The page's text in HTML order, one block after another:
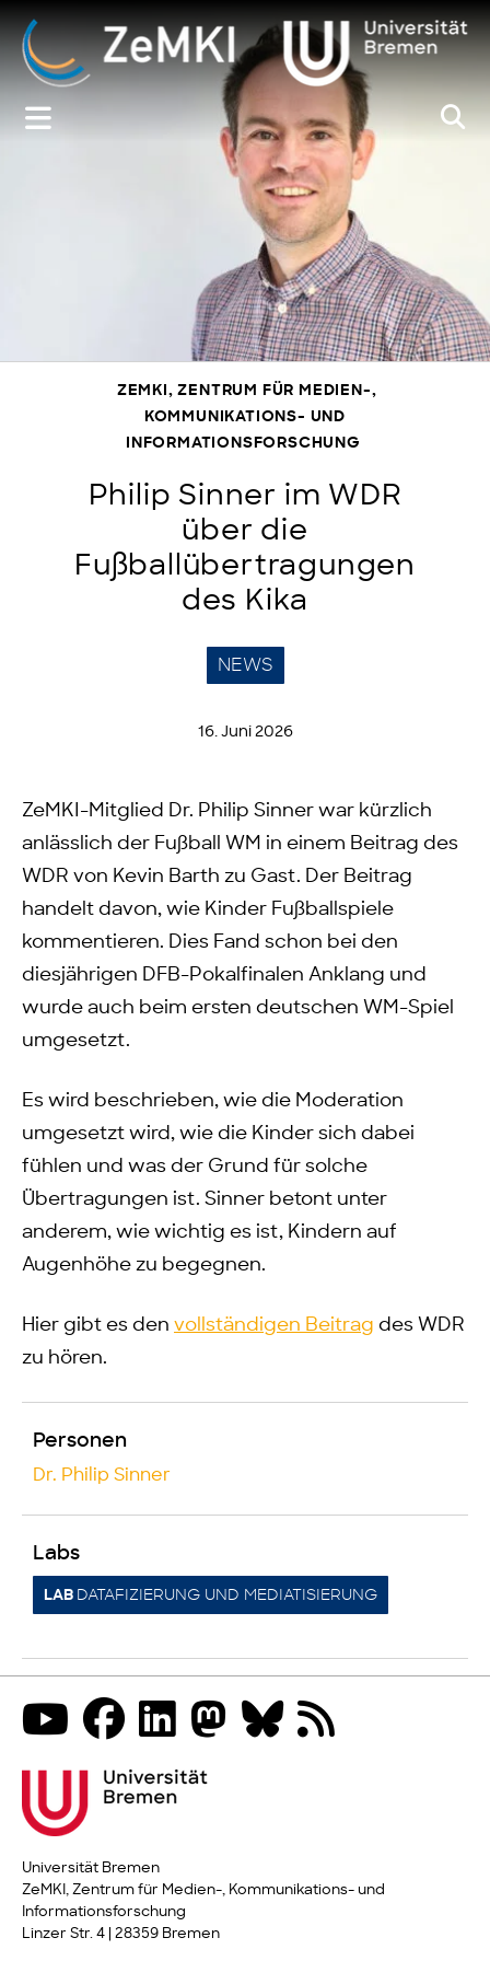
Zum
Inhalt
springen
ZEMKI, ZENTRUM FÜR MEDIEN-,
KOMMUNIKATIONS- UND
INFORMATIONSFORSCHUNG
Philip Sinner im WDR
über die
Fußballübertragungen
des Kika
NEWS
16. Juni 2026
ZeMKI-Mitglied Dr. Philip Sinner war kürzlich
anlässlich der Fußball WM in einem Beitrag des
WDR von Kevin Barth zu Gast. Der Beitrag
handelt davon, wie Kinder Fußballspiele
kommentieren. Dies Fand schon bei den
diesjährigen DFB-Pokalfinalen Anklang und
wurde auch beim ersten deutschen WM-Spiel
umgesetzt.
Es wird beschrieben, wie die Moderation
umgesetzt wird, wie die Kinder sich dabei
fühlen und was der Grund für solche
Übertragungen ist. Sinner betont unter
anderem, wie wichtig es ist, Kindern auf
Augenhöhe zu begegnen.
Hier gibt es den vollständigen Beitrag des WDR
zu hören.
Personen
Dr. Philip Sinner
Labs
LAB DATAFIZIERUNG UND MEDIATISIERUNG
Universität Bremen
ZeMKI, Zentrum für Medien-, Kommunikations- und
Informationsforschung
Linzer Str. 4 | 28359 Bremen